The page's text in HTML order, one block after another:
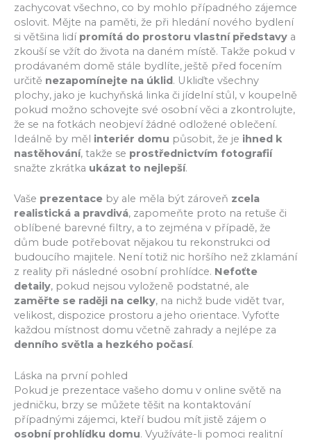
zachycovat všechno, co by mohlo případného zájemce
oslovit. Mějte na paměti, že při hledání nového bydlení
si většina lidí promítá do prostoru vlastní představy a
zkouší se vžít do života na daném místě. Takže pokud v
prodávaném domě stále bydlíte, ještě před focením
určitě nezapomínejte na úklid. Ukliďte všechny
plochy, jako je kuchyňská linka či jídelní stůl, v koupelně
pokud možno schovejte své osobní věci a zkontrolujte,
že se na fotkách neobjeví žádné odložené oblečení.
Ideálně by měl interiér domu působit, že je ihned k
nastěhování, takže se prostřednictvím fotografií
snažte zkrátka ukázat to nejlepší.
Vaše prezentace by ale měla být zároveň zcela
realistická a pravdivá, zapomeňte proto na retuše či
oblíbené barevné filtry, a to zejména v případě, že
dům bude potřebovat nějakou tu rekonstrukci od
budoucího majitele. Není totiž nic horšího než zklamání
z reality při následné osobní prohlídce. Nefoťte
detaily, pokud nejsou vyloženě podstatné, ale
zaměřte se raději na celky, na nichž bude vidět tvar,
velikost, dispozice prostoru a jeho orientace. Vyfoťte
každou místnost domu včetně zahrady a nejlépe za
denního světla a hezkého počasí.
Láska na první pohled
Pokud je prezentace vašeho domu v online světě na
jedničku, brzy se můžete těšit na kontaktování
případnými zájemci, kteří budou mít jistě zájem o
osobní prohlídku domu. Využíváte-li pomoci realitní